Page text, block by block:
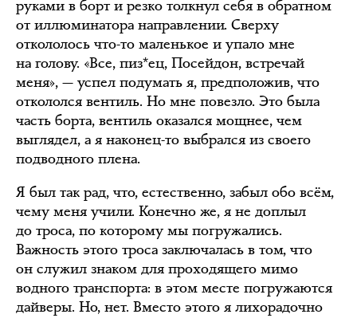
руками в борт и резко толкнул себя в обратном
от иллюминатора направлении. Сверху
откололось что-то маленькое и упало мне
на голову. «Все, пиз*ец, Посейдон, встречай
меня», — успел подумать я, предположив, что
откололся вентиль. Но мне повезло. Это была
часть борта, вентиль оказался мощнее, чем
выглядел, а я наконец-то выбрался из своего
подводного плена.
Я был так рад, что, естественно, забыл обо всём,
чему меня учили. Конечно же, я не доплыл
до троса, по которому мы погружались.
Важность этого троса заключалась в том, что
он служил знаком для проходящего мимо
водного транспорта: в этом месте погружаются
дайверы. Но, нет. Вместо этого я лихорадочно